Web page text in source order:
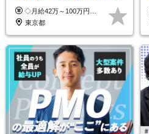
×フレックス/Big4と同水準の
給与・待遇
◇月給42万～100万円＋賞与年2回 └年収900～1600万円可能 ★☆年収例☆★ ◎37歳・元開発エンジニア └年収900万（2年後に年収150万UP実績） ◎40歳・元SierのPM └年収1400万（2年後に年収300万UP実績） ◎43歳・元コンサルタント └年収1600万（2年後に年収200万UP実績） ※経験・スキルを考慮し決定します ※試用期間3～6カ月あり（その間の待遇に差異はありません） 【固定残業代について】 なし（残業代は、実際の労働時間に応じて別途全額支給）
東京都